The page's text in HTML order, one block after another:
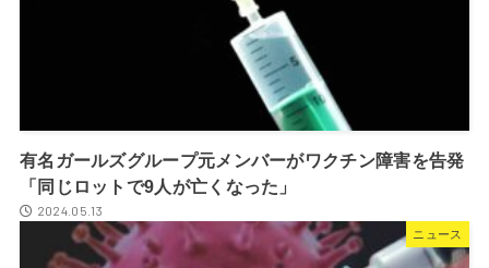
有名ガールズグループ元メンバーがワクチン障害を告発
「同じロットで9人が亡くなった」
2024.05.13
ニュース